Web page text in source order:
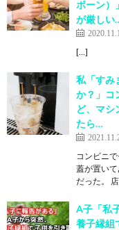
ボーン）
が厳しい
[…]
私「すみ
か？」コ
ど、マシ
たら…
コンビニ
蓋が置い
だった。
A子「私
養子縁組